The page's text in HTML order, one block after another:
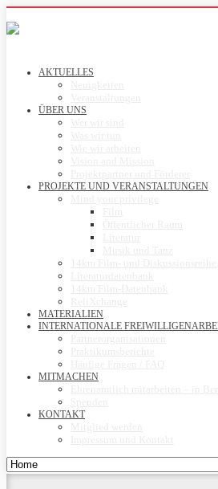
AKTUELLES
ÜBER UNS
PROJEKTE UND VERANSTALTUNGEN
MATERIALIEN
INTERNATIONALE
MITMACHEN
KONTAKT